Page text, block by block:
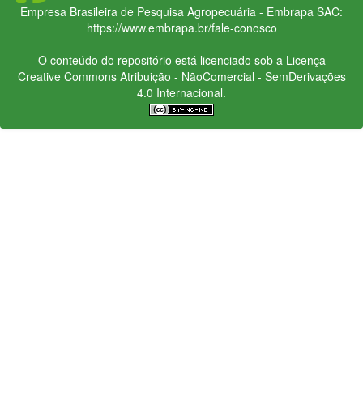
Empresa Brasileira de Pesquisa Agropecuária - Embrapa SAC:
https://www.embrapa.br/fale-conosco
O conteúdo do repositório está licenciado sob a Licença
Creative CommonsAtribuição - NãoComercial - SemDerivações
4.0 Internacional.